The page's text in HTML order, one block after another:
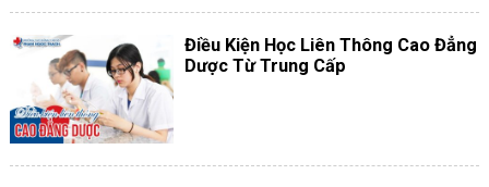
Điều Kiện Học Liên Thông Cao Đẳng
Dược Từ Trung Cấp